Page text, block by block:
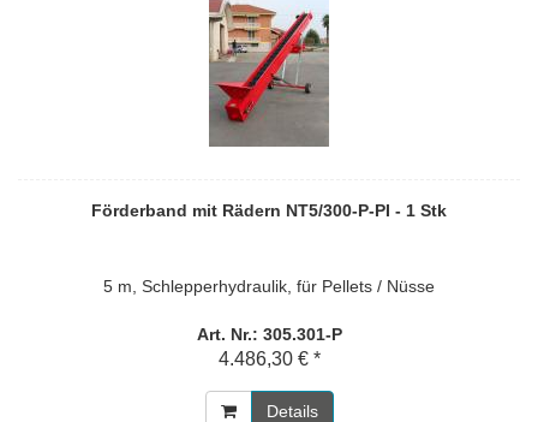
Förderband mit Rädern NT5/300-P-PI - 1 Stk
5 m, Schlepperhydraulik, für Pellets / Nüsse
Art. Nr.: 305.301-P
4.486,30 € *
Details